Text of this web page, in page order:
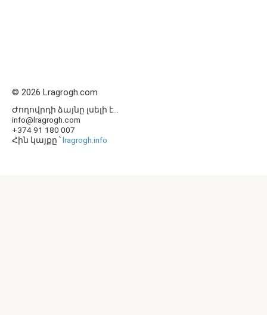
© 2026 Lragrogh.com
Ժողովրդի ձայնը լսելի է...
info@lragrogh.com
+374 91 180 007
Հին կայքը ՝lragrogh.info